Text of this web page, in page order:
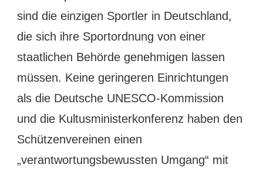
sind die einzigen Sportler in Deutschland,
die sich ihre Sportordnung von einer
staatlichen Behörde genehmigen lassen
müssen. Keine geringeren Einrichtungen
als die Deutsche UNESCO-Kommission
und die Kultusministerkonferenz haben den
Schützenvereinen einen
„verantwortungsbewussten Umgang“ mit